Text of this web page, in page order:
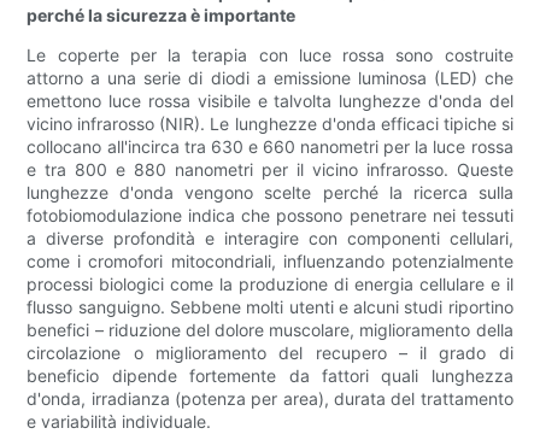
perché la sicurezza è importante
Le coperte per la terapia con luce rossa sono costruite
attorno a una serie di diodi a emissione luminosa (LED) che
emettono luce rossa visibile e talvolta lunghezze d'onda del
vicino infrarosso (NIR). Le lunghezze d'onda efficaci tipiche si
collocano all'incirca tra 630 e 660 nanometri per la luce rossa
e tra 800 e 880 nanometri per il vicino infrarosso. Queste
lunghezze d'onda vengono scelte perché la ricerca sulla
fotobiomodulazione indica che possono penetrare nei tessuti
a diverse profondità e interagire con componenti cellulari,
come i cromofori mitocondriali, influenzando potenzialmente
processi biologici come la produzione di energia cellulare e il
flusso sanguigno. Sebbene molti utenti e alcuni studi riportino
benefici – riduzione del dolore muscolare, miglioramento della
circolazione o miglioramento del recupero – il grado di
beneficio dipende fortemente da fattori quali lunghezza
d'onda, irradianza (potenza per area), durata del trattamento
e variabilità individuale.